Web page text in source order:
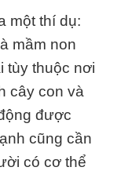
một thí dụ:
mầm non
tùy thuộc nơi
cây con và
được
cũng cần
có cơ thể